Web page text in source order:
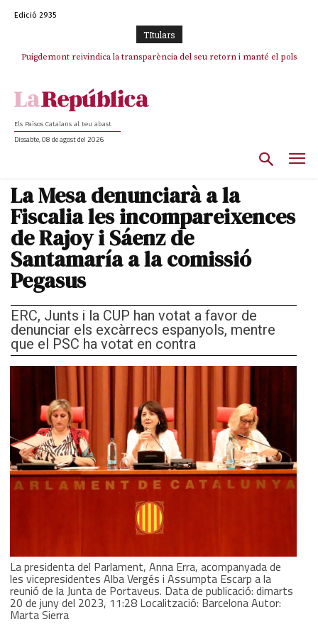
Edició 2935
TItulars
Puigdemont reivindica la transparència del seu retorn i manté el pols
Portugal acusa Espanya de provocar un “efecte crida” massiu per la seva
Els Països Catalans al teu abast
Dissabte, 08 de agost del 2026
La Mesa denunciarà a la
Fiscalia les incompareixences
de Rajoy i Sáenz de
Santamaría a la comissió
Pegasus
ERC, Junts i la CUP han votat a favor de
denunciar els excàrrecs espanyols, mentre
que el PSC ha votat en contra
La presidenta del Parlament, Anna Erra, acompanyada de
les vicepresidentes Alba Vergés i Assumpta Escarp a la
reunió de la Junta de Portaveus. Data de publicació: dimarts
20 de juny del 2023, 11:28 Localització: Barcelona Autor:
Marta Sierra